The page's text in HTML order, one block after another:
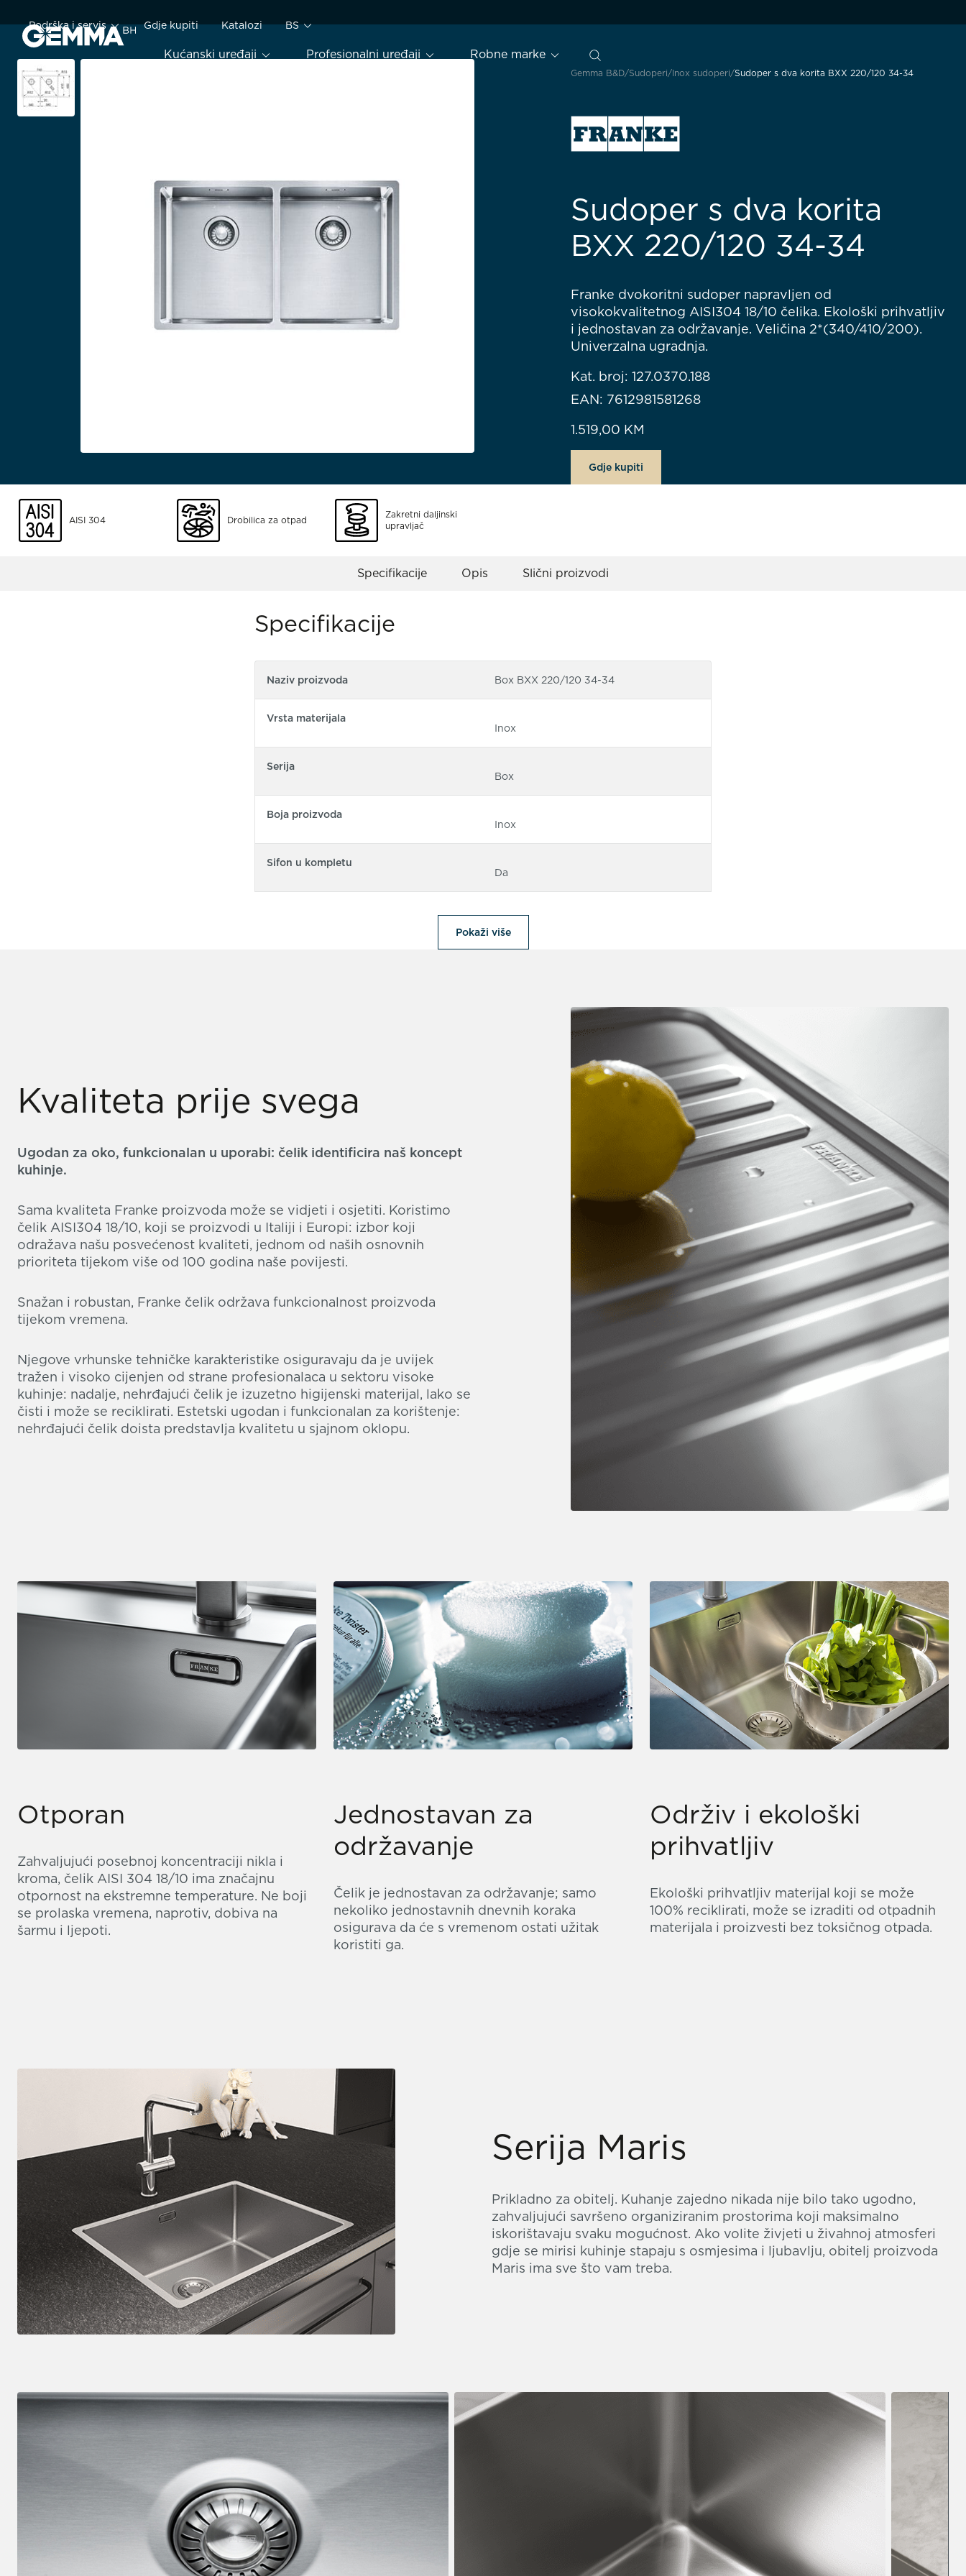
Kućanski uređaji Profesionalni uređaji Robne marke
Podrška i servis Gdje kupiti Katalozi BS
Gemma B&D Sudoperi Inox sudoperi Sudoper s dva korita BXX 220/120 34-34
Sudoper s dva korita
BXX 220/120 34-34
Franke dvokoritni sudoper napravljen od
visokokvalitetnog AISI304 18/10 čelika. Ekološki prihvatljiv
i jednostavan za održavanje. Veličina 2*(340/410/200).
Univerzalna ugradnja.
Kat. broj: 127.0370.188
EAN: 7612981581268
1.519,00 KM
Gdje kupiti
AISI 304 Drobilica za otpad
Zakretni daljinski
upravljač
Specifikacije Opis Slični proizvodi
Specifikacije
Naziv proizvoda Box BXX 220/120 34-34
Vrsta materijala
Inox
Serija
Box
Boja proizvoda
Inox
Sifon u kompletu
Da
Pokaži više
Kvaliteta prije svega
Ugodan za oko, funkcionalan u uporabi: čelik identificira naš koncept
kuhinje.
Sama kvaliteta Franke proizvoda može se vidjeti i osjetiti. Koristimo
čelik AISI304 18/10, koji se proizvodi u Italiji i Europi: izbor koji
odražava našu posvećenost kvaliteti, jednom od naših osnovnih
prioriteta tijekom više od 100 godina naše povijesti.
Snažan i robustan, Franke čelik održava funkcionalnost proizvoda
tijekom vremena.
Njegove vrhunske tehničke karakteristike osiguravaju da je uvijek
tražen i visoko cijenjen od strane profesionalaca u sektoru visoke
kuhinje: nadalje, nehrđajući čelik je izuzetno higijenski materijal, lako se
čisti i može se reciklirati. Estetski ugodan i funkcionalan za korištenje:
nehrđajući čelik doista predstavlja kvalitetu u sjajnom oklopu.
Otporan
Zahvaljujući posebnoj koncentraciji nikla i
kroma, čelik AISI 304 18/10 ima značajnu
otpornost na ekstremne temperature. Ne boji
se prolaska vremena, naprotiv, dobiva na
šarmu i ljepoti.
Jednostavan za
održavanje
Čelik je jednostavan za održavanje; samo
nekoliko jednostavnih dnevnih koraka
osigurava da će s vremenom ostati užitak
koristiti ga.
Održiv i ekološki
prihvatljiv
Ekološki prihvatljiv materijal koji se može
100% reciklirati, može se izraditi od otpadnih
materijala i proizvesti bez toksičnog otpada.
Serija Maris
Prikladno za obitelj. Kuhanje zajedno nikada nije bilo tako ugodno,
zahvaljujući savršeno organiziranim prostorima koji maksimalno
iskorištavaju svaku mogućnost. Ako volite živjeti u živahnoj atmosferi
gdje se mirisi kuhinje stapaju s osmjesima i ljubavlju, obitelj proizvoda
Maris ima sve što vam treba.